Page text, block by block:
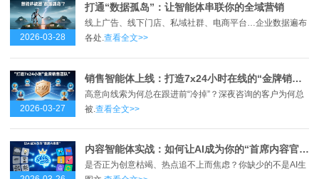
2026-03-28
打通“数据孤岛”：让智能体串联你的全域营销
线上广告、线下门店、私域社群、电商平台…企业数据遍布
各处.查看全文>>
2026-03-27
销售智能体上线：打造7x24小时在线的“金牌销售团队”
高意向线索为何总在跟进前“冷掉”？深夜咨询的客户为何总
被. 查看全文>>
内容智能体实战：如何让AI成为你的“首席内容官”？
是否正为创意枯竭、热点追不上而焦虑？你缺少的不是AI生